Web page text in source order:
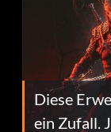
Diese
ein Zufall.